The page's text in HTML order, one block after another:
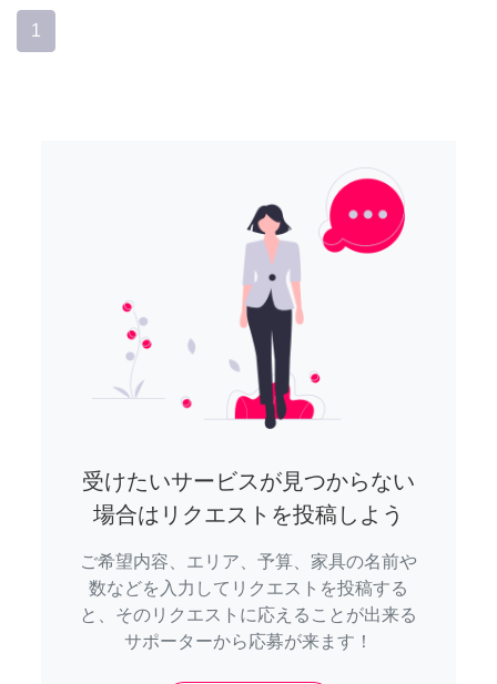
1
受けたいサービスが見つからない
場合はリクエストを投稿しよう
ご希望内容、エリア、予算、家具の名前や
数などを入力してリクエストを投稿する
と、そのリクエストに応えることが出来る
サポーターから応募が来ます！